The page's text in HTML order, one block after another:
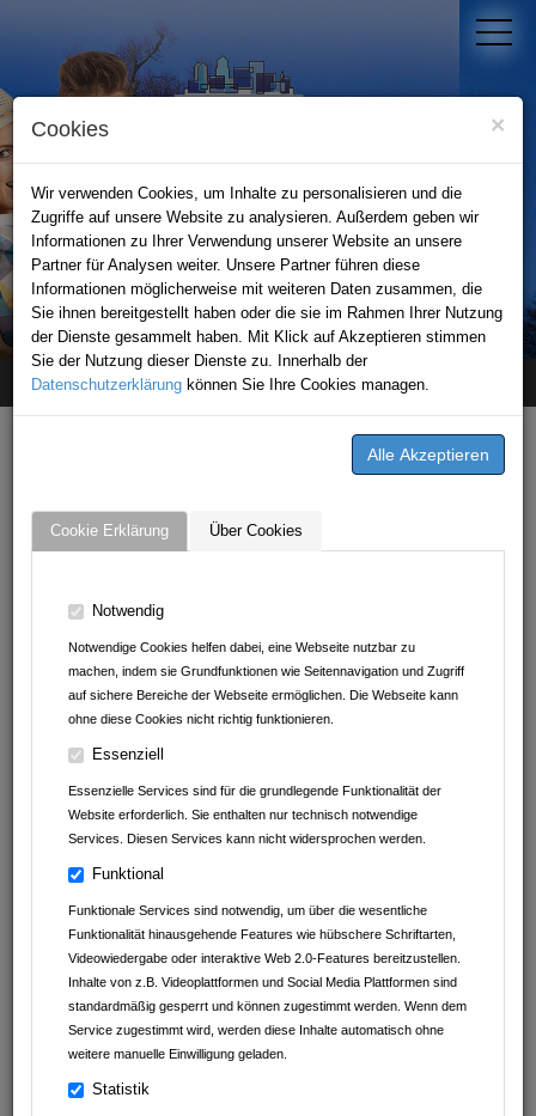
×
Cookies
Wir verwenden Cookies, um Inhalte zu personalisieren und die
Zugriffe auf unsere Website zu analysieren. Außerdem geben wir
Informationen zu Ihrer Verwendung unserer Website an unsere
Partner für Analysen weiter. Unsere Partner führen diese
Informationen möglicherweise mit weiteren Daten zusammen, die
Sie ihnen bereitgestellt haben oder die sie im Rahmen Ihrer Nutzung
der Dienste gesammelt haben. Mit Klick auf Akzeptieren stimmen
Sie der Nutzung dieser Dienste zu. Innerhalb der
Datenschutzerklärung können Sie Ihre Cookies managen.
Cookie Erklärung Über Cookies
Notwendig
Notwendige Cookies helfen dabei, eine Webseite nutzbar zu
machen, indem sie Grundfunktionen wie Seitennavigation und Zugriff
auf sichere Bereiche der Webseite ermöglichen. Die Webseite kann
ohne diese Cookies nicht richtig funktionieren.
Essenziell
Essenzielle Services sind für die grundlegende Funktionalität der
Website erforderlich. Sie enthalten nur technisch notwendige
Services. Diesen Services kann nicht widersprochen werden.
Funktional
Funktionale Services sind notwendig, um über die wesentliche
Funktionalität hinausgehende Features wie hübschere Schriftarten,
Videowiedergabe oder interaktive Web 2.0-Features bereitzustellen.
Inhalte von z.B. Videoplattformen und Social Media Plattformen sind
standardmäßig gesperrt und können zugestimmt werden. Wenn dem
Service zugestimmt wird, werden diese Inhalte automatisch ohne
weitere manuelle Einwilligung geladen.
Statistik
STADTPORTAL KRAICHGAU
Home unternehmen Genralagentur AXA AG - Andreas Wagner
Bahnhofstraße 12
Bad Rappenau